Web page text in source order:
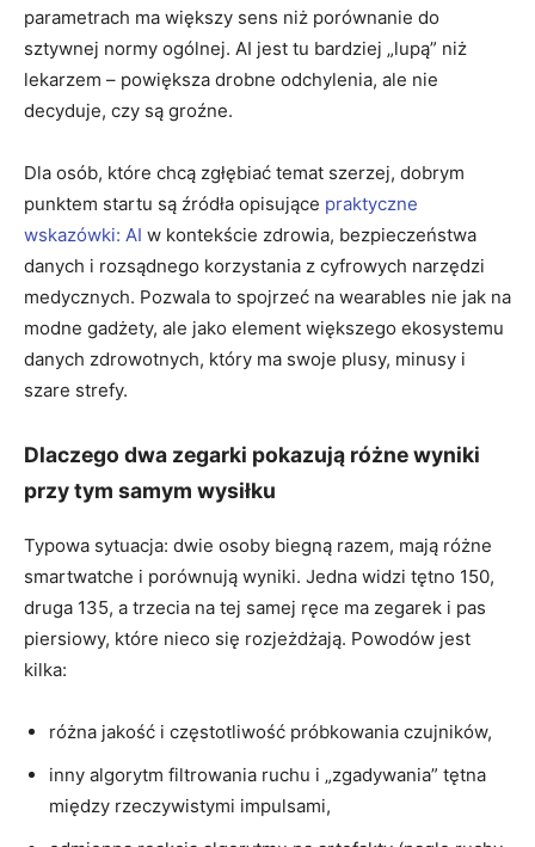
parametrach ma większy sens niż porównanie do
sztywnej normy ogólnej. AI jest tu bardziej „lupą” niż
lekarzem – powiększa drobne odchylenia, ale nie
decyduje, czy są groźne.
Dla osób, które chcą zgłębiać temat szerzej, dobrym
punktem startu są źródła opisujące praktyczne
wskazówki: AI w kontekście zdrowia, bezpieczeństwa
danych i rozsądnego korzystania z cyfrowych narzędzi
medycznych. Pozwala to spojrzeć na wearables nie jak na
modne gadżety, ale jako element większego ekosystemu
danych zdrowotnych, który ma swoje plusy, minusy i
szare strefy.
Dlaczego dwa zegarki pokazują różne wyniki
przy tym samym wysiłku
Typowa sytuacja: dwie osoby biegną razem, mają różne
smartwatche i porównują wyniki. Jedna widzi tętno 150,
druga 135, a trzecia na tej samej ręce ma zegarek i pas
piersiowy, które nieco się rozjeżdżają. Powodów jest
kilka:
różna jakość i częstotliwość próbkowania czujników,
inny algorytm filtrowania ruchu i „zgadywania” tętna
między rzeczywistymi impulsami,